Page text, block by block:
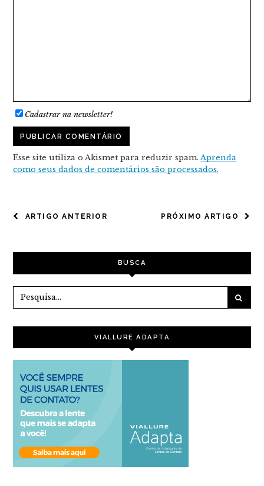
Cadastrar na newsletter!
Esse site utiliza o Akismet para reduzir spam.Aprenda
como seus dados de comentários são processados.
NAVEGAÇÃO
POST
PRÓXIMO ARTIGO
ARTIGO ANTERIOR
BUSCA
VIALLURE ADAPTA